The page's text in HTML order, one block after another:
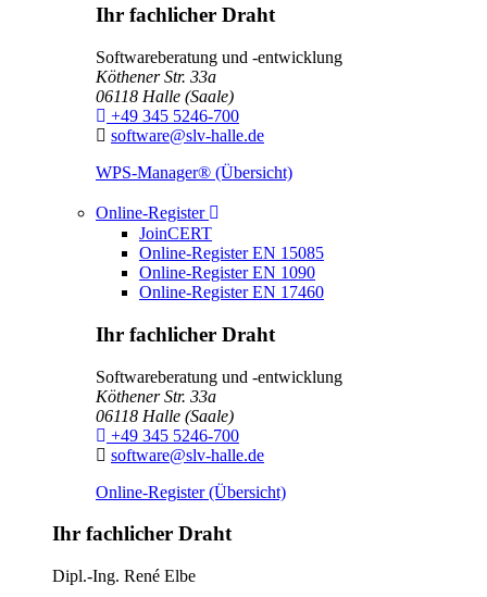
Ihr fachlicher Draht
Softwareberatung und -entwicklung
Köthener Str. 33a
06118 Halle (Saale)
Telefon:
+49 345 5246-700
E-Mail:
software@slv-halle.de
WPS-Manager® (Übersicht)
Online-Register Toggle Dropdown
JoinCERT
Online-Register EN 15085
Online-Register EN 1090
Online-Register EN 17460
Ihr fachlicher Draht
Softwareberatung und -entwicklung
Köthener Str. 33a
06118 Halle (Saale)
Telefon:
+49 345 5246-700
E-Mail:
software@slv-halle.de
Online-Register (Übersicht)
Ihr fachlicher Draht
Dipl.-Ing. René Elbe